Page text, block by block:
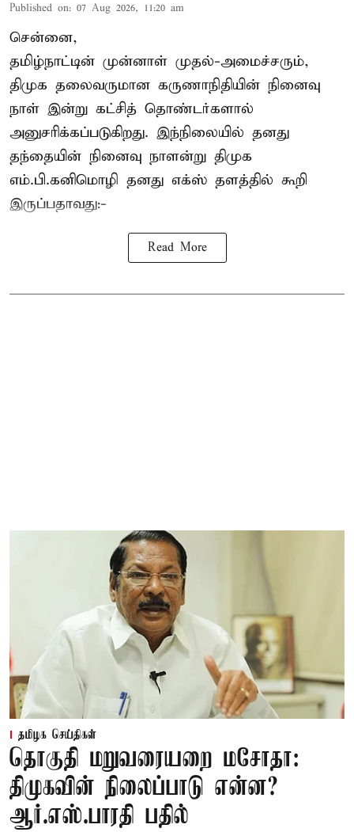
Published on: 07 Aug 2026, 11:20 am
சென்னை,
தமிழ்நாட்டின் முன்னாள் முதல்-அமைச்சரும்,
திமுக தலைவருமான கருணாநிதியின் நினைவு
நாள் இன்று கட்சித் தொண்டர்களால்
அனுசரிக்கப்படுகிறது. இந்நிலையில் தனது
தந்தையின் நினைவு நாளன்று திமுக
எம்.பி.கனிமொழி தனது எக்ஸ் தளத்தில் கூறி
இருப்பதாவது:-
Read More
தமிழக செய்திகள்
தொகுதி மறுவரையறை மசோதா:
திமுகவின் நிலைப்பாடு என்ன?
ஆர்.எஸ்.பாரதி பதில்